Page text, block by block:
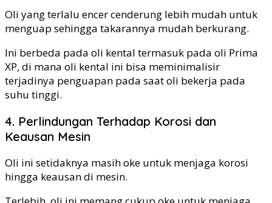
Oli yang terlalu encer cenderung lebih mudah untuk
menguap sehingga takarannya mudah berkurang.
Ini berbeda pada oli kental termasuk pada oli Prima
XP, di mana oli kental ini bisa meminimalisir
terjadinya penguapan pada saat oli bekerja pada
suhu tinggi.
4. Perlindungan Terhadap Korosi dan
Keausan Mesin
Oli ini setidaknya masih oke untuk menjaga korosi
hingga keausan di mesin.